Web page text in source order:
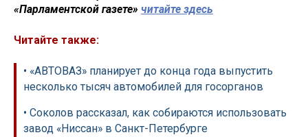
«Парламентской газете» читайте здесь
Читайте также:
• «АВТОВАЗ» планирует до конца года выпустить
несколько тысяч автомобилей для госорганов
• Соколов рассказал, как собираются использовать
завод «Ниссан» в Санкт-Петербурге